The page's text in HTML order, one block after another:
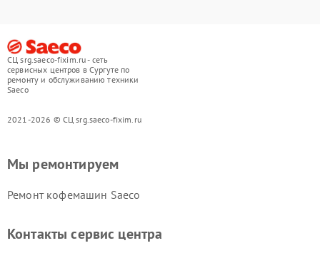
СЦ srg.saeco-fixim.ru - сеть
сервисных центров в Сургуте по
ремонту и обслуживанию техники
Saeco
2021-2026 © СЦ srg.saeco-fixim.ru
Мы ремонтируем
Ремонт кофемашин Saeco
Контакты сервис центра